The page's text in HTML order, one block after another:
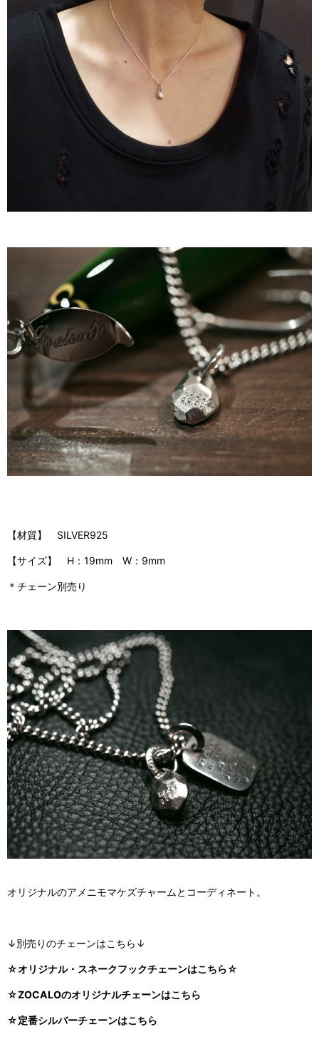
【材質】 SILVER925
【サイズ】 H：19mm W：9mm
＊チェーン別売り
オリジナルのアメニモマケズチャームとコーディネート。
↓別売りのチェーンはこちら↓
☆オリジナル・スネークフックチェーンはこちら☆
☆ZOCALOのオリジナルチェーンはこちら
☆定番シルバーチェーンはこちら